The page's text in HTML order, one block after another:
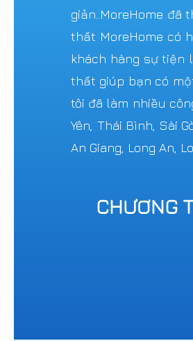
giản..MoreHome
thất MoreHome có
khách hàng sự tiện
thất giúp bạn có
tôi đã làm nhiều
Yên, Thái Bình, Sài
An Giang, Long An,
CHƯƠNG